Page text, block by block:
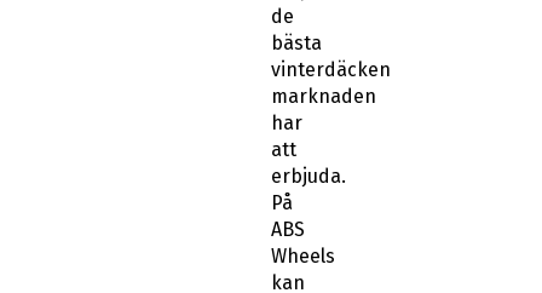
bästa
vinterdäcken
marknaden
har
att
erbjuda.
På
ABS
Wheels
kan
du